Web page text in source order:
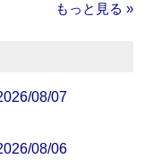
もっと見る »
08/07
08/06